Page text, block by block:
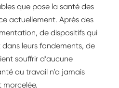
que pose la santé des
actuellement. Après des
de dispositifs qui
leurs fondements, de
souffrir d’aucune
au travail n’a jamais
morcelée.